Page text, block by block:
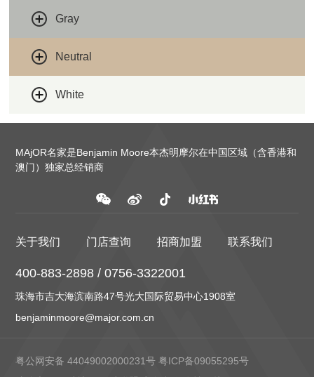
Gray
Neutral
White
MAjOR名家是Benjamin Moore本杰明摩尔在中国区域（含香港和
澳门）独家总经销商
关于我们 门店查询 招商加盟 联系我们
400-883-2898 / 0756-3322001
珠海市吉大海滨南路47号光大国际贸易中心1908室
benjaminmoore@major.com.cn
粤公网安备 44049002000231号 粤ICP备09055295号